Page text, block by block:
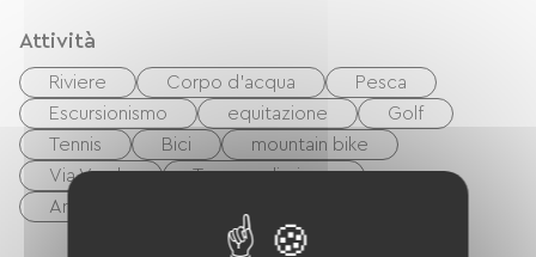
Attività
Riviere Corpo d'acqua
Pesca
Escursionismo
equitazione
Golf
Tennis
Bici
mountain bike
Via Verde
Terreno di gioco
Area pic-nic